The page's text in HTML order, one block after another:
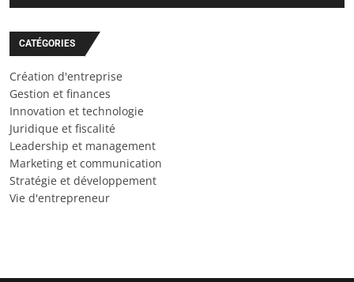
CATÉGORIES
Création d'entreprise
Gestion et finances
Innovation et technologie
Juridique et fiscalité
Leadership et management
Marketing et communication
Stratégie et développement
Vie d'entrepreneur